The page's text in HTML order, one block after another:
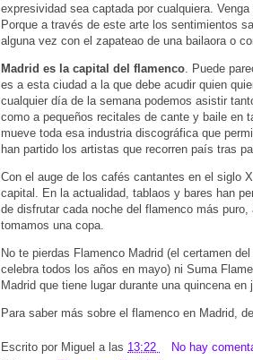
expresividad sea captada por cualquiera.
Porque a través de este arte los sentimientos
alguna vez con el zapateao de una bailaora o
Madrid es la capital del flamenco . Puede
es a esta ciudad a la que debe acudir quien
cualquier día de la semana podemos asistir
como a pequeños recitales de cante y baile en
mueve toda esa industria discográfica que
han partido los artistas que recorren país tras
Con el auge de los cafés cantantes en el siglo
capital. En la actualidad, tablaos y bares han
de disfrutar cada noche del flamenco más
tomamos una copa.
No te pierdas Flamenco Madrid (el certamen
celebra todos los años en mayo) ni Suma
Madrid que tiene lugar durante una quincena en
Para saber más sobre el flamenco en Madrid,
Escrito por Miguel a las 13:22
No hay